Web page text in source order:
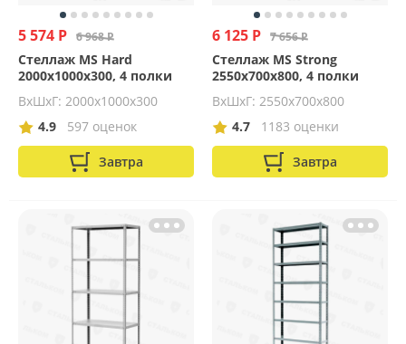
5 574 Р 6 968 Р
Стеллаж MS Hard
2000х1000х300, 4 полки
ВхШхГ: 2000x1000x300
4.9
597 оценок
Завтра
6 125 Р 7 656 Р
Стеллаж MS Strong
2550х700х800, 4 полки
ВхШхГ: 2550x700x800
4.7
1183 оценки
Завтра